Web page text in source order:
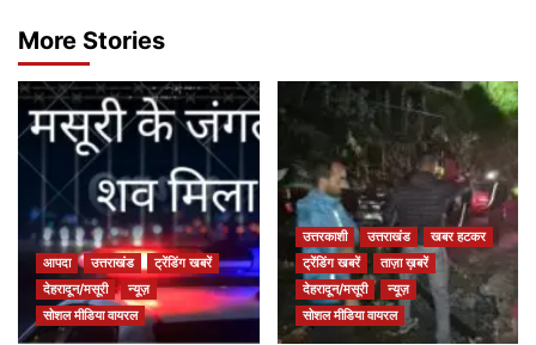
More Stories
आपदा उत्तराखंड
ट्रेंडिंग खबरें
देहरादून/मसूरी
न्यूज़
सोशल मीडिया वायरल
उत्तरकाशी उत्तराखंड
खबर हटकर
ट्रेंडिंग खबरें
ताज़ा ख़बरें
देहरादून/मसूरी
न्यूज़
सोशल मीडिया वायरल